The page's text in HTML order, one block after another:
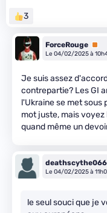
3
ForceRouge
Le 04/02/2025 à
Je suis assez
contrepartie? Les GI
l'Ukraine se met sous
mot juste, mais voyez
quand même un
Le 04/02/2025 à
le seul souci que je